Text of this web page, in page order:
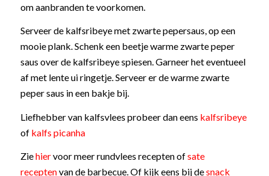
om aanbranden te voorkomen.
Serveer de kalfsribeye met zwarte pepersaus, op een
mooie plank. Schenk een beetje warme zwarte peper
saus over de kalfsribeye spiesen. Garneer het eventueel
af met lente ui ringetje. Serveer er de warme zwarte
peper saus in een bakje bij.
Liefhebber van kalfsvlees probeer dan eens kalfsribeye
of kalfs picanha
Ziehiervoor meer rundvlees recepten ofsate
receptenvan de barbecue. Of kijk eens bij desnack